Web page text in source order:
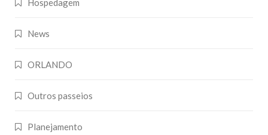
Hospedagem
News
ORLANDO
Outros passeios
Planejamento